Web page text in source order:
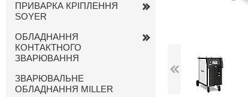
ПРИВАРКА КРІПЛЕННЯ
SOYER
ОБЛАДНАННЯ
КОНТАКТНОГО
ЗВАРЮВАННЯ
ЗВАРЮВАЛЬНЕ
ОБЛАДНАННЯ MILLER